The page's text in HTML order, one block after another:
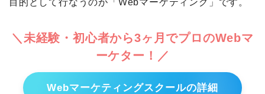
＼未経験・初心者から3ヶ月でプロのWebマ
ーケター！／
Webマーケティングスクールの詳細